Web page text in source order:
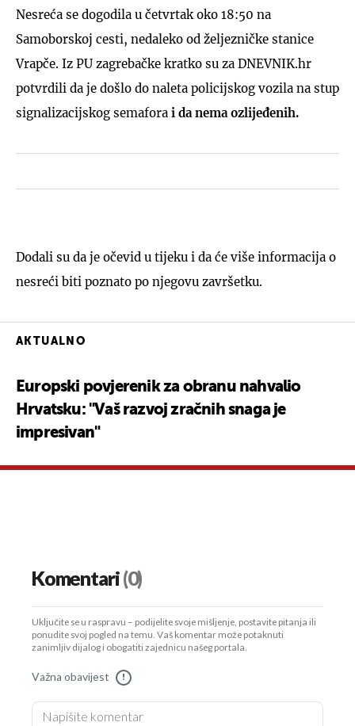
Nesreća se dogodila u četvrtak oko 18:50 na
Samoborskoj cesti, nedaleko od željezničke stanice
Vrapče. Iz PU zagrebačke kratko su za DNEVNIK.hr
potvrdili da je došlo do naleta policijskog vozila na stup
signalizacijskog semafora i da nema ozlijeđenih.
Dodali su da je očevid u tijeku i da će više informacija o
nesreći biti poznato po njegovu završetku.
AKTUALNO
Europski povjerenik za obranu nahvalio
Hrvatsku: "Vaš razvoj zračnih snaga je
impresivan"
Komentari(0)
Uključite se u raspravu – podijelite svoje mišljenje, postavite pitanja ili
ponudite svoj pogled na temu. Vaš komentar može potaknuti
zanimljiv dijalog i obogatiti zajednicu našeg portala.
Važna obavijest !